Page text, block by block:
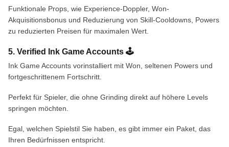
Funktionale Props, wie Experience-Doppler, Won-
Akquisitionsbonus und Reduzierung von Skill-Cooldowns, Powers
zu reduzierten Preisen für maximalen Wert.
5. Verified Ink Game Accounts 🕹️
Ink Game Accounts vorinstalliert mit Won, seltenen Powers und
fortgeschrittenem Fortschritt.
Perfekt für Spieler, die ohne Grinding direkt auf höhere Levels
springen möchten.
Egal, welchen Spielstil Sie haben, es gibt immer ein Paket, das
Ihren Bedürfnissen entspricht.